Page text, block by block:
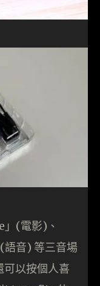
(電影)、
音) 等三音場
以按個人喜